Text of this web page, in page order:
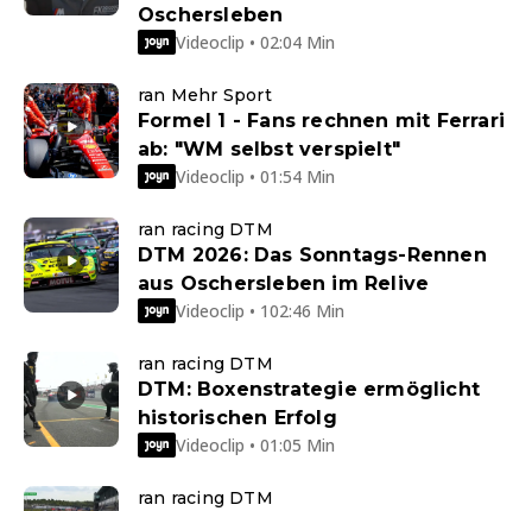
Oschersleben
Videoclip • 02:04 Min
ran Mehr Sport
Formel 1 - Fans rechnen mit Ferrari
ab: "WM selbst verspielt"
Videoclip • 01:54 Min
ran racing DTM
DTM 2026: Das Sonntags-Rennen
aus Oschersleben im Relive
Videoclip • 102:46 Min
ran racing DTM
DTM: Boxenstrategie ermöglicht
historischen Erfolg
Videoclip • 01:05 Min
ran racing DTM